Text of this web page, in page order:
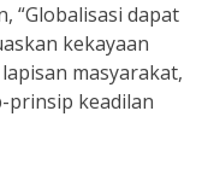
“Globalisasi dapat
kekayaan
masyarakat,
prinsip keadilan